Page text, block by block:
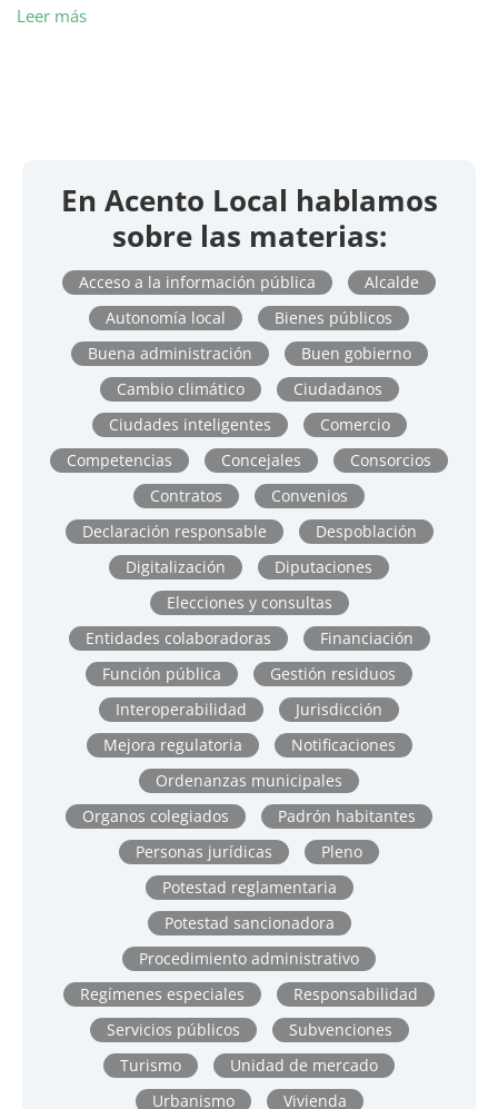
Leer más
En Acento Local hablamos
sobre las materias:
Acceso a la información pública
Alcalde
Autonomía local
Bienes públicos
Buena administración
Buen gobierno
Cambio climático
Ciudadanos
Ciudades inteligentes
Comercio
Competencias
Concejales
Consorcios
Contratos
Convenios
Declaración responsable
Despoblación
Digitalización
Diputaciones
Elecciones y consultas
Entidades colaboradoras
Financiación
Función pública
Gestión residuos
Interoperabilidad
Jurisdicción
Mejora regulatoria
Notificaciones
Ordenanzas municipales
Organos colegiados
Padrón habitantes
Personas jurídicas
Pleno
Potestad reglamentaria
Potestad sancionadora
Procedimiento administrativo
Regímenes especiales
Responsabilidad
Servicios públicos
Subvenciones
Turismo
Unidad de mercado
Urbanismo
Vivienda